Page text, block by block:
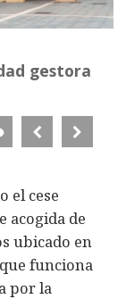
gestora
el cese
acogida de
ubicado en
funciona
por la